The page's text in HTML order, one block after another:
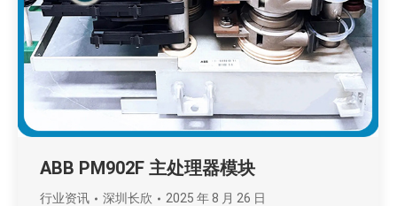
ABB PM902F 主处理器模块
行业资讯 深圳长欣 2025 年 8 月 26 日